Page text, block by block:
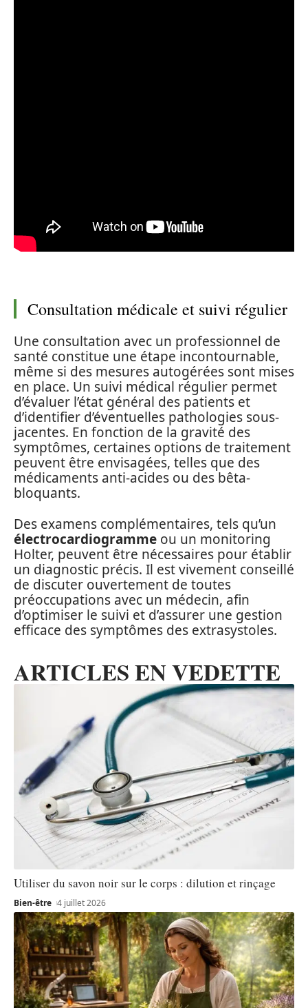
Consultation médicale et suivi régulier
Une consultation avec un professionnel de
santé constitue une étape incontournable,
même si des mesures autogérées sont mises
en place. Un suivi médical régulier permet
d’évaluer l’état général des patients et
d’identifier d’éventuelles pathologies sous-
jacentes. En fonction de la gravité des
symptômes, certaines options de traitement
peuvent être envisagées, telles que des
médicaments anti-acides ou des bêta-
bloquants.
Des examens complémentaires, tels qu’un
électrocardiogramme ou un monitoring
Holter, peuvent être nécessaires pour établir
un diagnostic précis. Il est vivement conseillé
de discuter ouvertement de toutes
préoccupations avec un médecin, afin
d’optimiser le suivi et d’assurer une gestion
efficace des symptômes des extrasystoles.
ARTICLES EN VEDETTE
Utiliser du savon noir sur le corps : dilution et rinçage
Bien-être 4 juillet 2026